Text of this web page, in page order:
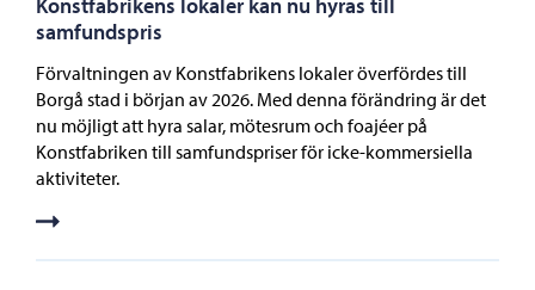
samfundspris
Förvaltningen av Konstfabrikens lokaler överfördes till
Borgå stad i början av 2026. Med denna förändring är det
nu möjligt att hyra salar, mötesrum och foajéer på
Konstfabriken till samfundspriser för icke-kommersiella
aktiviteter.